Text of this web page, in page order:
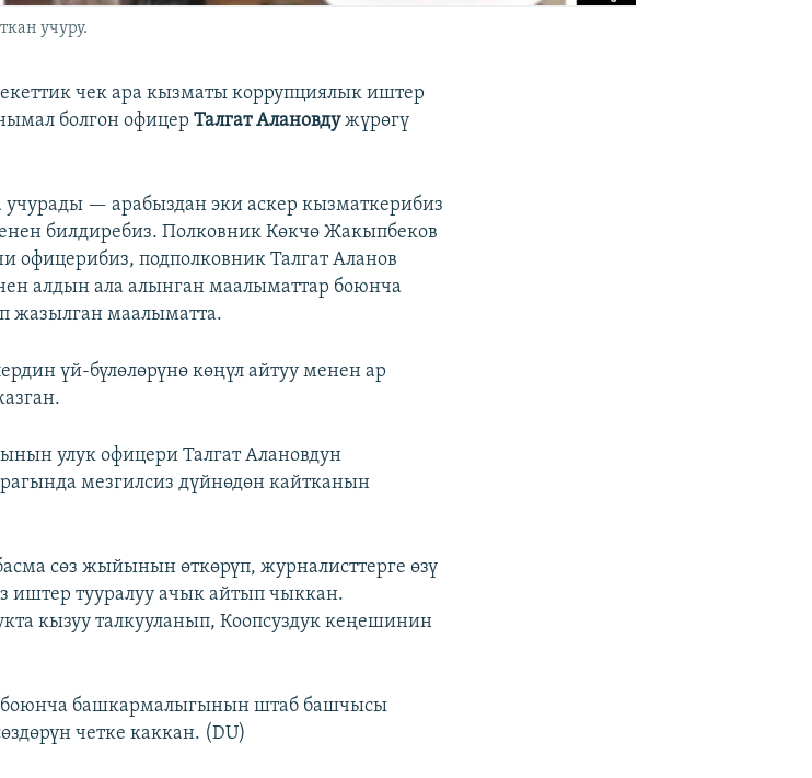
учуру.
чек ара кызматы коррупциялык иштер
болгон офицерТалгат Алановдужүрөгү
учурады — арабыздан эки аскер кызматкерибиз
билдиребиз. Полковник Көкчө Жакыпбеков
офицерибиз, подполковник Талгат Аланов
алдын ала алынган маалыматтар боюнча
жазылган маалыматта.
үй-бүлөлөрүнө көңүл айтуу менен ар
улук офицери Талгат Алановдун
мезгилсиз дүйнөдөн кайтканын
сөз жыйынын өткөрүп, журналисттерге өзү
тууралуу ачык айтып чыккан.
кызуу талкууланып, Коопсуздук кеңешинин
башкармалыгынын штаб башчысы
четке каккан. (DU)